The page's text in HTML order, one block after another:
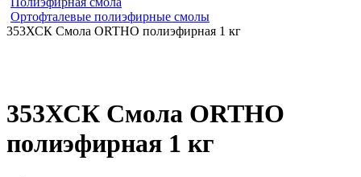
Ортофталевые полиэфирные смолы
353ХСК Смола ORTHO полиэфирная 1 кг
353ХСК Смола ORTHO
полиэфирная 1 кг